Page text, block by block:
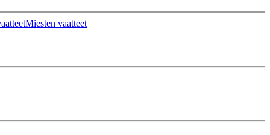
Miesten vaatteet